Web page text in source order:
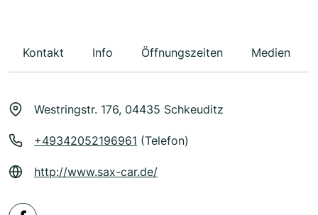
Kontakt Info Öffnungszeiten Medien
Westringstr. 176, 04435 Schkeuditz
+49342052196961 (Telefon)
http://www.sax-car.de/